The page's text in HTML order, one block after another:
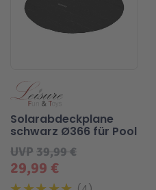
29,99 €
UVP39,99 €
Solarabdeckplane
schwarz Ø366 für Pool